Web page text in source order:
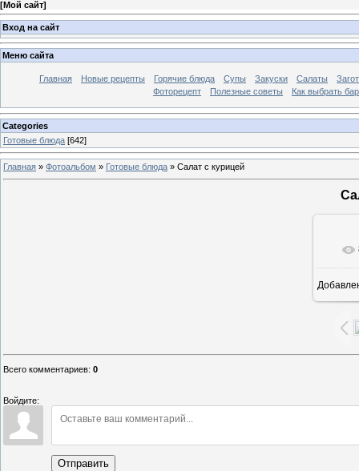
[Мой сайт]
Вход на сайт
Меню сайта
Главная Новые рецепты Горячие блюда Супы Закуски Салаты
Фоторецепт
Полезные советы Как выбрать
Categories
Готовые блюда [642]
Главная » Фотоальбом » Готовые блюда » Салат с курицей
Всего комментариев: 0
Войдите:
Отправить